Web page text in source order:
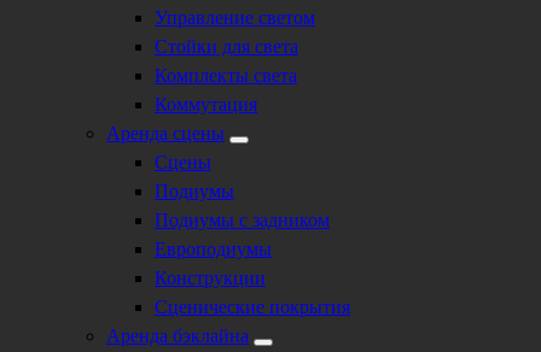
Управление светом
Стойки для света
Комплекты света
Коммутация
Аренда сцены
Сцены
Подиумы
Подиумы с задником
Европодиумы
Конструкции
Сценические покрытия
Аренда бэклайна